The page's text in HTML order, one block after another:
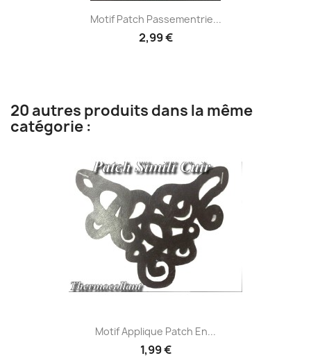
Motif Patch Passementrie...
2,99 €
20 autres produits dans la même
catégorie :
Motif Applique Patch En...
1,99 €